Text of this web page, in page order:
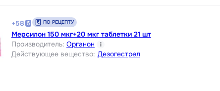
+58 ПО РЕЦЕПТУ
Мерсилон 150 мкг+20 мкг таблетки 21 шт
Производитель: Органон i
Действующее вещество: Дезогестрел